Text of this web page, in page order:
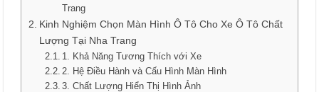
Trang
Kinh Nghiệm Chọn Màn Hình Ô Tô Cho Xe Ô Tô Chất
Lượng Tại Nha Trang
1. Khả Năng Tương Thích với Xe
2. Hệ Điều Hành và Cấu Hình Màn Hình
3. Chất Lượng Hiển Thị Hình Ảnh